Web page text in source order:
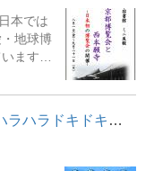
岩波書
入館ゲ
デザイ
が教え
魔力 :
ンクと
と意識
、文
本では
地球博
ます
京都博
催され
新後の
受け
【瀬田ミニ展観:8/1～9/30】夏だ！ハラハラドキドキで感動しよう！！